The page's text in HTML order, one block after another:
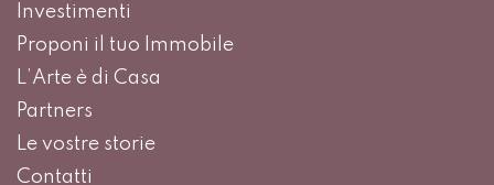
Investimenti
Proponi il tuo Immobile
L’Arte è di Casa
Partners
Le vostre storie
Contatti